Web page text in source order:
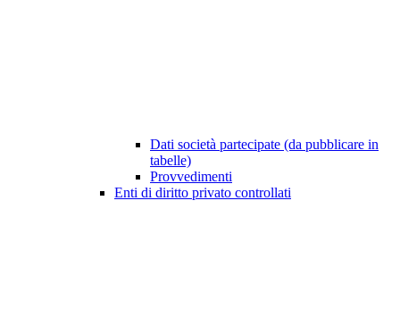
Dati società partecipate (da pubblicare in
tabelle)
Provvedimenti
Enti di diritto privato controllati